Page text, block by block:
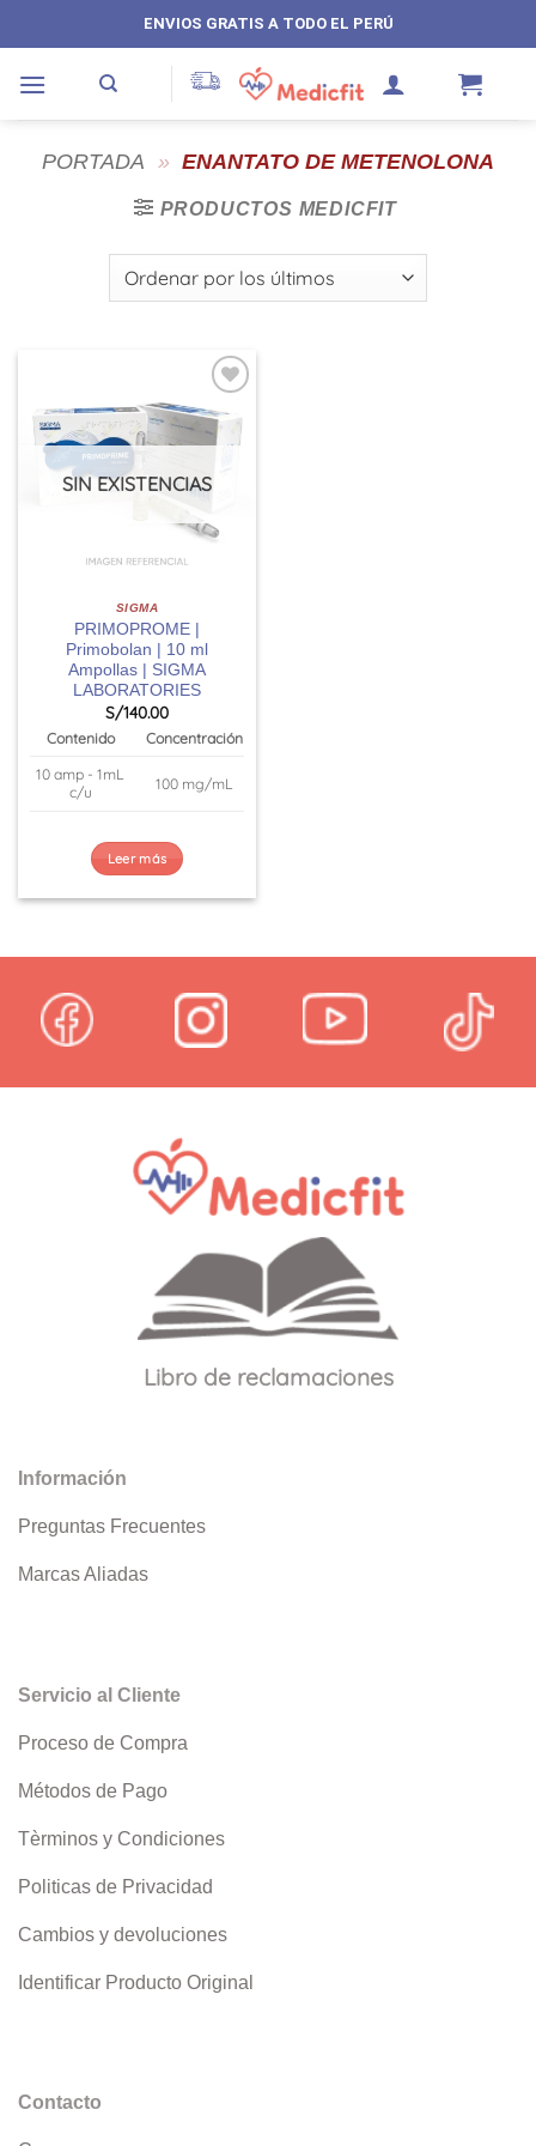
al
contenido
ENVIOS GRATIS A TODO EL PERÚ
PORTADA » ENANTATO DE METENOLONA
PRODUCTOS MEDICFIT
SIN EXISTENCIAS
SIGMA
PRIMOPROME |
Primobolan | 10 ml
Ampollas | SIGMA
LABORATORIES
S/140.00
Contenido
Concentración
10 amp - 1mL
c/u
100 mg/mL
Leer más
Libro de reclamaciones
Información
Preguntas Frecuentes
Marcas Aliadas
Servicio al Cliente
Proceso de Compra
Métodos de Pago
Tèrminos y Condiciones
Politicas de Privacidad
Cambios y devoluciones
Identificar Producto Original
Contacto